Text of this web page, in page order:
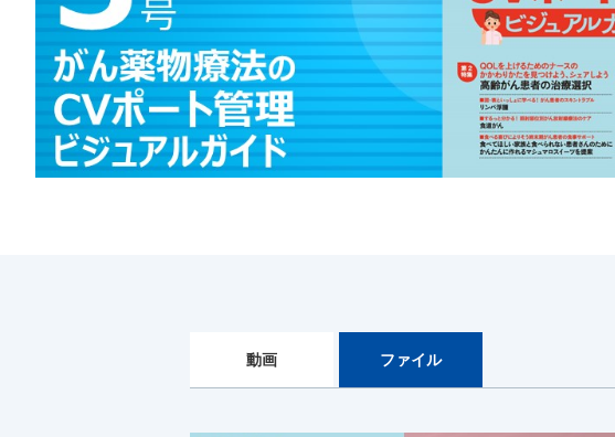
動画 ファイル